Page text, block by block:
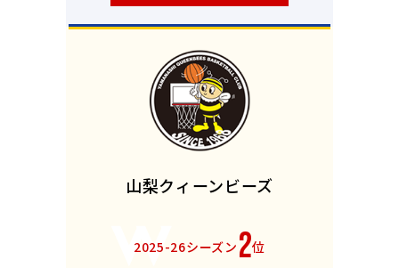
山梨クィーンビーズ
2025-26シーズン 2位